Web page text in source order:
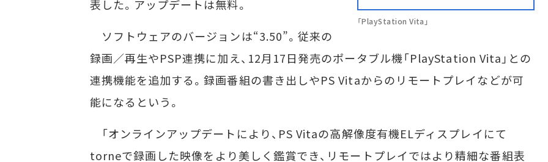
「PlayStation Vita」
表した。アップデートは無料。
ソフトウェアのバージョンは“3.50”。従来の
録画／再生やPSP連携に加え、12月17日発売のポータブル機「PlayStation Vita」との
連携機能を追加する。録画番組の書き出しやPS Vitaからのリモートプレイなどが可
能になるという。
「オンラインアップデートにより、PS Vitaの高解像度有機ELディスプレイにて
torneで録画した映像をより美しく鑑賞でき、リモートプレイではより精細な番組表